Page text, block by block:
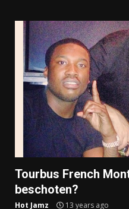
Tourbus French
beschoten?
Hot Jamz 13 years ago